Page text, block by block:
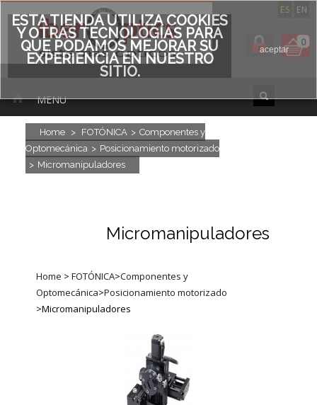
ES EN
0
MENU
Home > FOTÓNICA > Componentes y
Optomecánica > Posicionamiento motorizado
> Micromanipuladores
Micromanipuladores
Home > FOTÓNICA>Componentes y
Optomecánica>Posicionamiento motorizado
>Micromanipuladores
ESTA TIENDA UTILIZA COOKIES
Y OTRAS TECNOLOGÍAS PARA
QUE PODAMOS MEJORAR SU
EXPERIENCIA EN NUESTRO
SITIO.
aceptar